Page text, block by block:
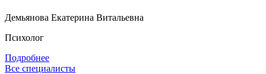
Демьянова Екатерина Витальевна
Психолог
Подробнее
Все специалисты